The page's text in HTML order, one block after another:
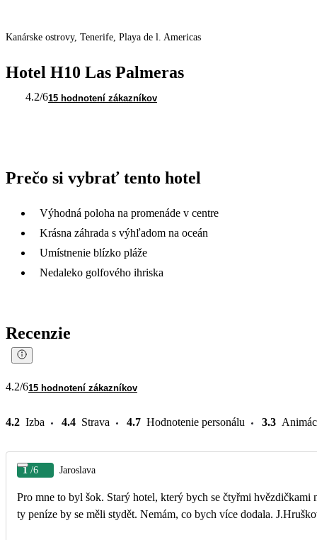
Kanárske ostrovy, Tenerife, Playa de l. Americas
Hotel H10 Las Palmeras
4.2/615 hodnotení zákazníkov
Prečo si vybrať tento hotel
Výhodná poloha na promenáde v centre
Krásna záhrada s výhľadom na oceán
Umístnenie blízko pláže
Nedaleko golfového ihriska
Recenzie
4.2/615 hodnotení zákazníkov
4.2 Izba 4.4 Strava 4.7 Hodnotenie personálu 3.3
1 /6 Jaroslava
Pro mne to byl šok. Starý hotel, který bych se čtyřmi hvězdičkami
ty peníze by se měli stydět. Nemám, co bych více dodala.